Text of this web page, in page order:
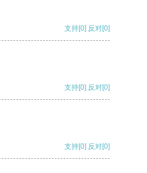
支持[0] 反对[0]
支持[0] 反对[0]
支持[0] 反对[0]